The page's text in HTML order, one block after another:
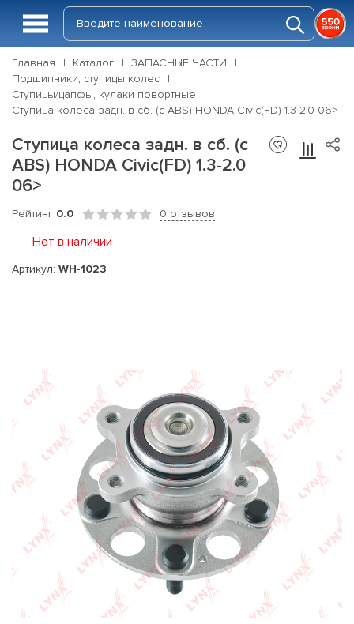
Главная Каталог
ЗАПАСНЫЕ ЧАСТИ
Подшипники, ступицы колес
Ступицы/цапфы, кулаки повортные
Ступица колеса задн. в сб. (с ABS) HONDA Civic(FD) 1.3-2.0 06>
Ступица колеса задн. в сб. (с
ABS) HONDA Civic(FD) 1.3-2.0
06>
Рейтинг 0.0 0 отзывов
Нет в наличии
Артикул: WH-1023